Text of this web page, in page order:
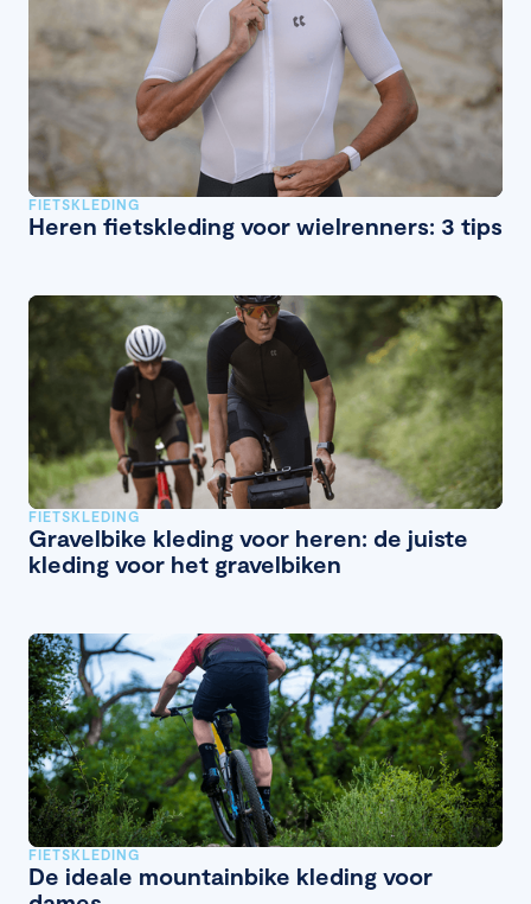
FIETSKLEDING
Heren fietskleding voor wielrenners: 3 tips
FIETSKLEDING
Gravelbike kleding voor heren: de juiste
kleding voor het gravelbiken
FIETSKLEDING
De ideale mountainbike kleding voor